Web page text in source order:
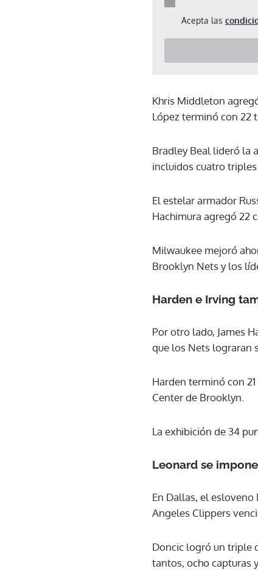
Acepta las
Khris Middleton
López terminó con 22
Bradley Beal lideró la
incluidos cuatro triples
El estelar armador
Hachimura agregó 22
Milwaukee mejoró
Brooklyn Nets y los
Harden e Irving
Por otro lado, James
que los Nets lograran
Harden terminó con
Center de Brooklyn.
La exhibición de 34
Leonard se
En Dallas, el esloveno
Angeles Clippers
Doncic logró un triple
tantos, ocho capturas